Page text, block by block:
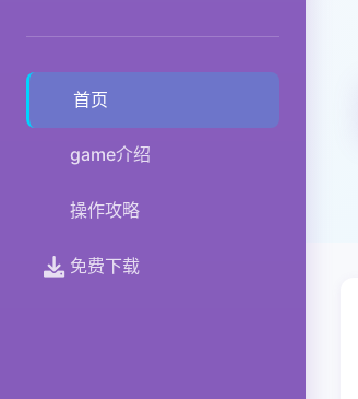
首页
game介绍
操作攻略
免费下载